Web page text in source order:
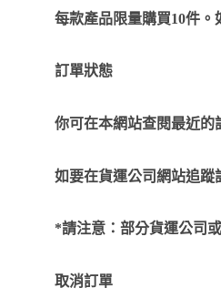
每款產品限量購買10件。
訂單狀態
你可在本網站查閱最近的
如要在貨運公司網站追蹤
*請注意：部分貨運公司
取消訂單